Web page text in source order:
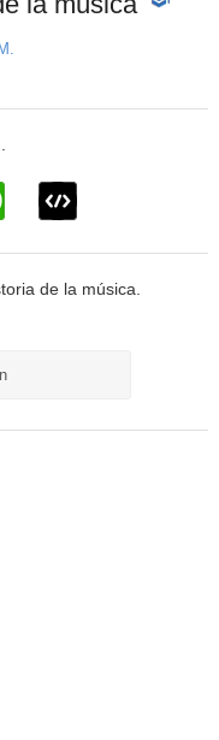
de la música.